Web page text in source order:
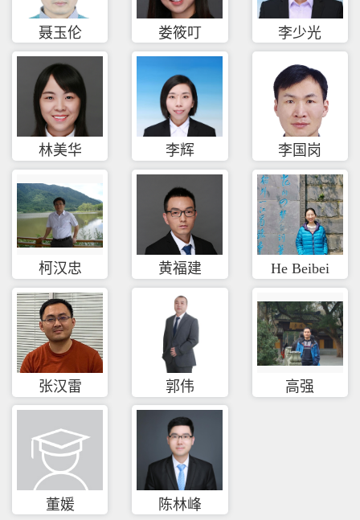
聂玉伦 娄筱叮 李少光
林美华 李辉 李国岗
柯汉忠 黄福建 He Beibei
张汉雷 郭伟 高强
董媛 陈林峰